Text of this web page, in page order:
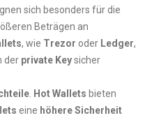
sich besonders für die
Beträgen an
, wie Trezor oder Ledger,
der private Keysicher
Hot Wallets bieten
eine höhere Sicherheit